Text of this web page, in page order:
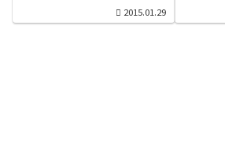
2015.01.29